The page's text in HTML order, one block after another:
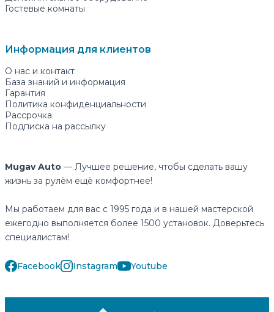
Гостевые комнаты
Информация для клиентов
О нас и контакт
База знаний и информация
Гарантия
Политика конфиденциальности
Рассрочка
Подписка на рассылку
Mugav Auto — Лучшее решение, чтобы сделать вашу
жизнь за рулём ещё комфортнее!
Мы работаем для вас с 1995 года и в нашей мастерской
ежегодно выполняется более 1500 установок. Доверьтесь
специалистам!
Facebook Instagram Youtube